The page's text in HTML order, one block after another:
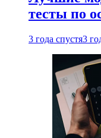
тесты по
3 года спустя3